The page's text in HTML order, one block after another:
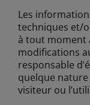
Les
techniques et/
à tout moment
modifications
responsable
quelque
visiteur ou